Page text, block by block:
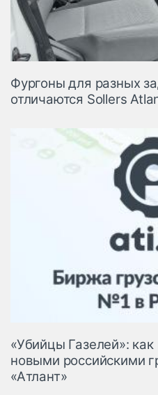
Фургоны для разных
отличаются Sollers
«Убийцы Газелей»:
новыми российскими
«Атлант»